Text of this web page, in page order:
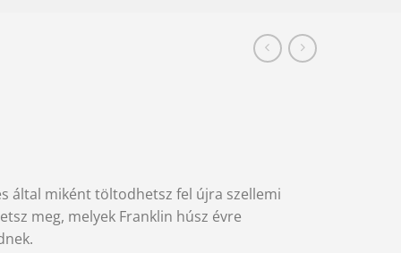
által miként töltodhetsz fel újra szellemi
meg, melyek Franklin húsz évre